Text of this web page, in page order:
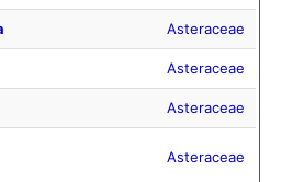
Asteraceae
Asteraceae
Asteraceae
Asteraceae